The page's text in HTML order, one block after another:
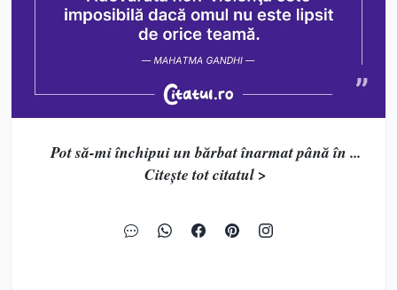
Pot să-mi închipui un bărbat înarmat până în ...
Citește tot citatul >